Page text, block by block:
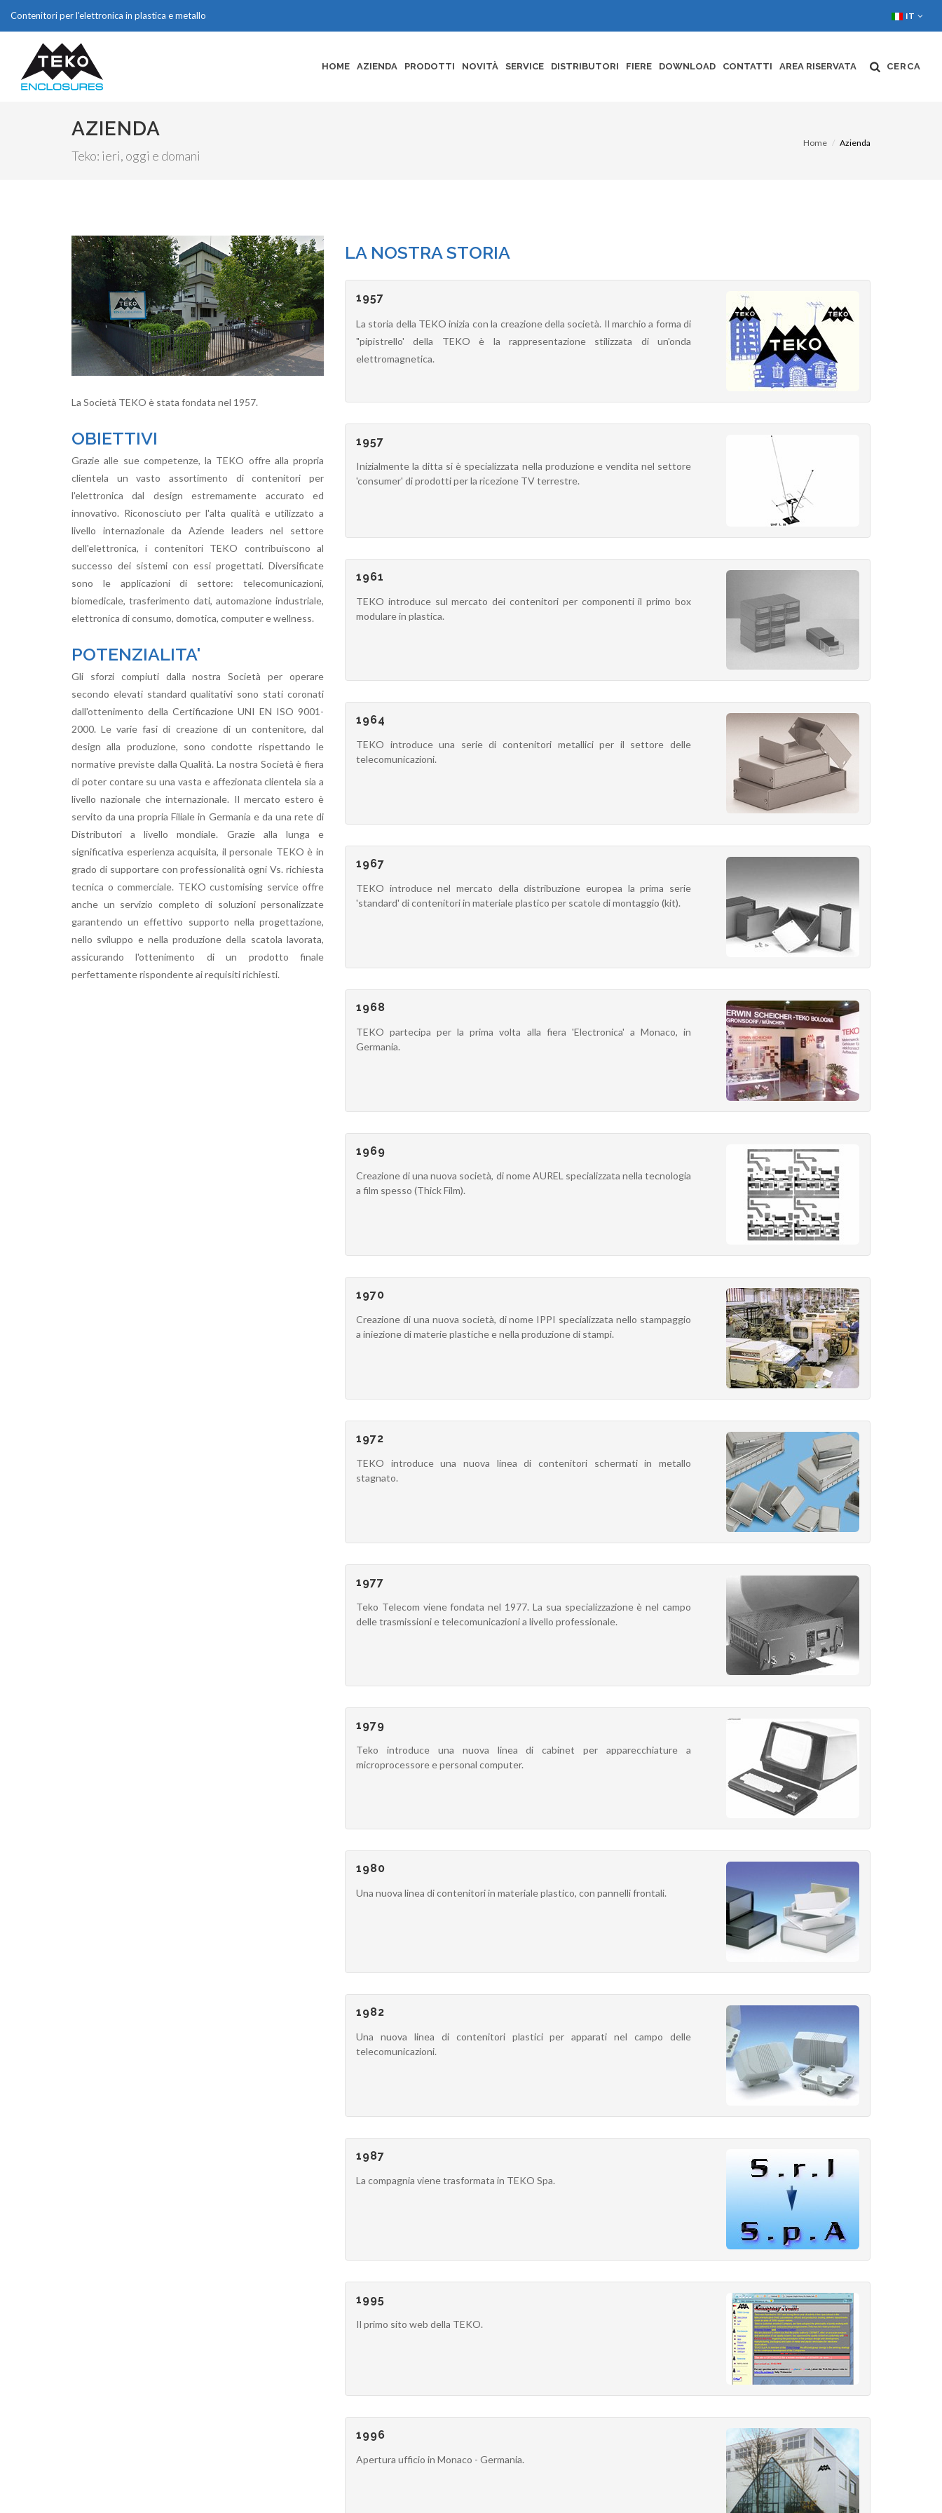
Contenitori per l'elettronica in plastica e metallo IT
HOME AZIENDA PRODOTTI NOVITÀ SERVICE DISTRIBUTORI FIERE DOWNLOAD CONTATTI AREA RISERVATA CERCA
AZIENDA
Teko: ieri, oggi e domani
Home Azienda
La Società TEKO è stata fondata nel 1957.
OBIETTIVI
Grazie alle sue competenze, la TEKO offre alla propria
clientela un vasto assortimento di contenitori per
l'elettronica dal design estremamente accurato ed
innovativo. Riconosciuto per l'alta qualità e utilizzato a
livello internazionale da Aziende leaders nel settore
dell'elettronica, i contenitori TEKO contribuiscono al
successo dei sistemi con essi progettati. Diversificate
sono le applicazioni di settore: telecomunicazioni,
biomedicale, trasferimento dati, automazione industriale,
elettronica di consumo, domotica, computer e wellness.
POTENZIALITA'
Gli sforzi compiuti dalla nostra Società per operare
secondo elevati standard qualitativi sono stati coronati
dall'ottenimento della Certificazione UNI EN ISO 9001-
2000. Le varie fasi di creazione di un contenitore, dal
design alla produzione, sono condotte rispettando le
normative previste dalla Qualità. La nostra Società è fiera
di poter contare su una vasta e affezionata clientela sia a
livello nazionale che internazionale. Il mercato estero è
servito da una propria Filiale in Germania e da una rete di
Distributori a livello mondiale. Grazie alla lunga e
significativa esperienza acquisita, il personale TEKO è in
grado di supportare con professionalità ogni Vs. richiesta
tecnica o commerciale. TEKO customising service offre
anche un servizio completo di soluzioni personalizzate
garantendo un effettivo supporto nella progettazione,
nello sviluppo e nella produzione della scatola lavorata,
assicurando l'ottenimento di un prodotto finale
perfettamente rispondente ai requisiti richiesti.
LA NOSTRA STORIA
1957
La storia della TEKO inizia con la creazione della società. Il marchio a forma di
"pipistrello' della TEKO è la rappresentazione stilizzata di un'onda
elettromagnetica.
1957
Inizialmente la ditta si è specializzata nella produzione e vendita nel settore
'consumer' di prodotti per la ricezione TV terrestre.
1961
TEKO introduce sul mercato dei contenitori per componenti il primo box
modulare in plastica.
1964
TEKO introduce una serie di contenitori metallici per il settore delle
telecomunicazioni.
1967
TEKO introduce nel mercato della distribuzione europea la prima serie
'standard' di contenitori in materiale plastico per scatole di montaggio (kit).
1968
TEKO partecipa per la prima volta alla fiera 'Electronica' a Monaco, in
Germania.
1969
Creazione di una nuova società, di nome AUREL specializzata nella tecnologia
a film spesso (Thick Film).
1970
Creazione di una nuova società, di nome IPPI specializzata nello stampaggio
a iniezione di materie plastiche e nella produzione di stampi.
1972
TEKO introduce una nuova linea di contenitori schermati in metallo
stagnato.
1977
Teko Telecom viene fondata nel 1977. La sua specializzazione è nel campo
delle trasmissioni e telecomunicazioni a livello professionale.
1979
Teko introduce una nuova linea di cabinet per apparecchiature a
microprocessore e personal computer.
1980
Una nuova linea di contenitori in materiale plastico, con pannelli frontali.
1982
Una nuova linea di contenitori plastici per apparati nel campo delle
telecomunicazioni.
1987
La compagnia viene trasformata in TEKO Spa.
1995
Il primo sito web della TEKO.
1996
Apertura ufficio in Monaco - Germania.